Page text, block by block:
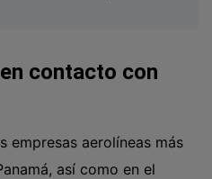
contacto con
empresas aerolíneas más
así como en el